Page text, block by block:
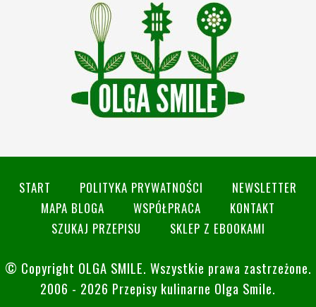
START POLITYKA PRYWATNOŚCI
NEWSLETTER
MAPA BLOGA
WSPÓŁPRACA
KONTAKT
SZUKAJ PRZEPISU
SKLEP Z EBOOKAMI
© Copyright OLGA SMILE. Wszystkie prawa zastrzeżone.
2006 - 2026 Przepisy kulinarne Olga Smile.